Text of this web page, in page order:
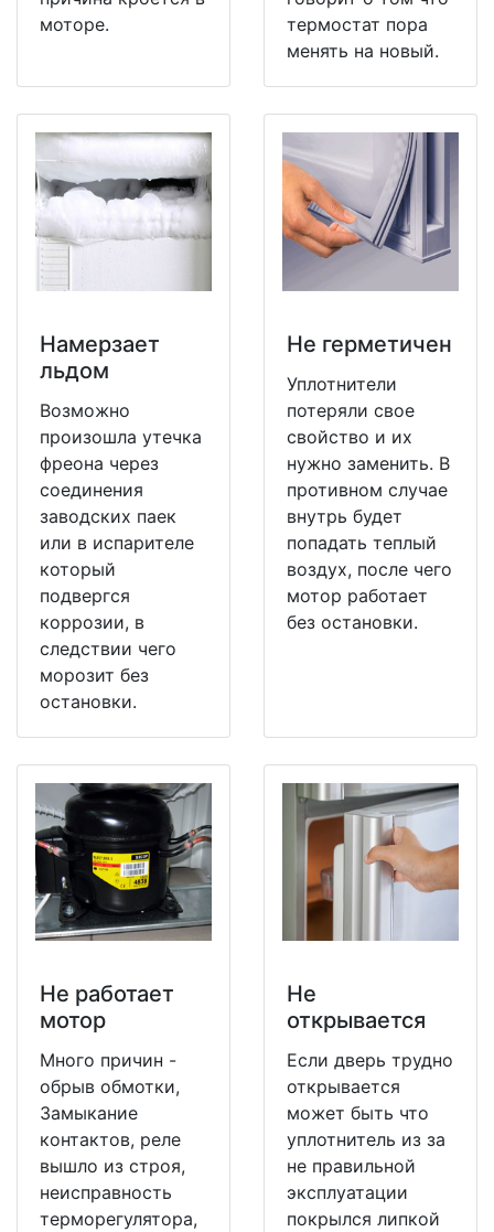
моторе.
термостат пора
менять на новый.
Намерзает
льдом
Возможно
произошла утечка
фреона через
соединения
заводских паек
или в испарителе
который
подвергся
коррозии, в
следствии чего
морозит без
остановки.
Не герметичен
Уплотнители
потеряли свое
свойство и их
нужно заменить. В
противном случае
внутрь будет
попадать теплый
воздух, после чего
мотор работает
без остановки.
Не работает
мотор
Много причин -
обрыв обмотки,
Замыкание
контактов, реле
вышло из строя,
неисправность
терморегулятора,
Не
открывается
Если дверь трудно
открывается
может быть что
уплотнитель из за
не правильной
эксплуатации
покрылся липкой